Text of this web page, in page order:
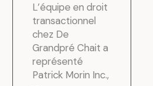
L’équipe en droit
transactionnel
chez De
Grandpré Chait a
représenté
Patrick Morin Inc.,